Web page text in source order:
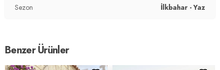
Sezon İlkbahar - Yaz
Benzer Ürünler